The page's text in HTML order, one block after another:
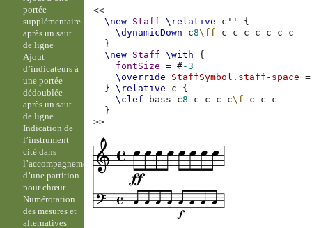
<<
\new Staff \relative c''
{
\dynamicDown
c8\ff c c c c c c
c
}
\new Staff \with
{
fontSize
= #-3
\override
StaffSymbol . staff-space
=
}
\relative c
{
\clef
bass c8 c c c c\f c c
c
}
>>
portée
supplémentaire
après un saut
de ligne
Ajout
d’indicateurs à
une portée
dédoublée
après un saut
de ligne
Indication de
l’instrument
cité dans
l’accompagnement
d’une partition
pour chœur
Numérotation
des mesures et
alternatives